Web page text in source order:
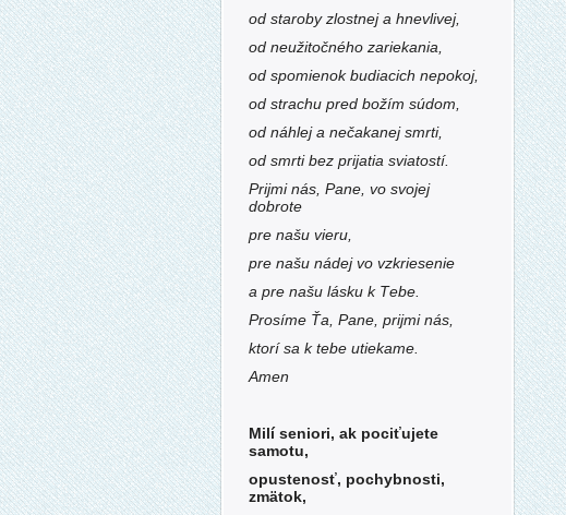
od staroby zlostnej a hnevlivej,
od neužitočného zariekania,
od spomienok budiacich nepokoj,
od strachu pred božím súdom,
od náhlej a nečakanej smrti,
od smrti bez prijatia sviatostí.
Prijmi nás, Pane, vo svojej
dobrote
pre našu vieru,
pre našu nádej vo vzkriesenie
a pre našu lásku k Tebe.
Prosíme Ťa, Pane, prijmi nás,
ktorí sa k tebe utiekame.
Amen
Milí seniori, ak pociťujete
samotu,
opustenosť, pochybnosti,
zmätok,